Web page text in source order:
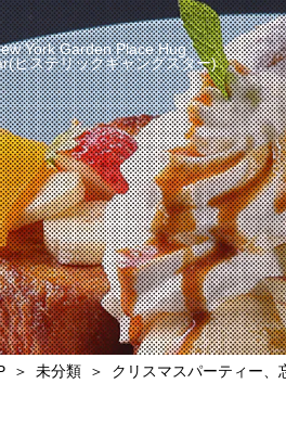
York Garden Place Hug
ヒステリックギャングスター)
未分類 クリスマスパーティー、